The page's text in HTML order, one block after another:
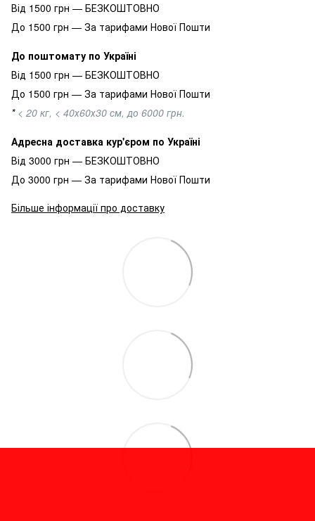
Від 1500 грн — БЕЗКОШТОВНО
До 1500 грн — За тарифами Нової Пошти
До поштомату по Україні
Від 1500 грн — БЕЗКОШТОВНО
До 1500 грн — За тарифами Нової Пошти
* < 20 кг, < 40х60х30 см, до 6000 грн.
Адресна доставка кур'єром по Україні
Від 3000 грн — БЕЗКОШТОВНО
До 3000 грн — За тарифами Нової Пошти
Більше інформації про доставку